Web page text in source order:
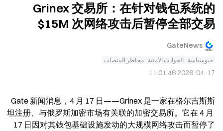
Grinex 交易所：在针对钱包系统的
$15M 次网络攻击后暂停全部交易
GateNews
جيوسياسة الحوادث الأمنية مخاطر المنصات
2026-04-17 11:01:46
Gate 新闻消息，4 月 17 日——Grinex 是一家在格尔吉斯斯
坦注册、与俄罗斯加密市场有关联的加密交易所。它在 4 月
17 日因对其钱包基础设施发动的大规模网络攻击而暂停了